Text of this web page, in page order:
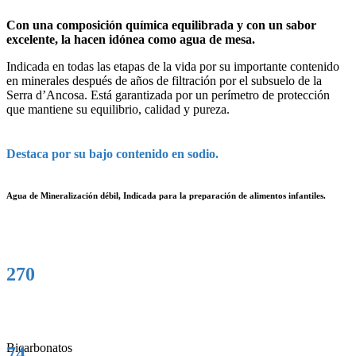
Con una composición química equilibrada y con un sabor
excelente, la hacen idónea como agua de mesa.
Indicada en todas las etapas de la vida por su importante contenido
en minerales después de años de filtración por el subsuelo de la
Serra d’Ancosa. Está garantizada por un perímetro de protección
que mantiene su equilibrio, calidad y pureza.
Destaca por su bajo contenido en sodio.
Agua de Mineralización débil, Indicada para la preparación de alimentos infantiles.
270
Bicarbonatos